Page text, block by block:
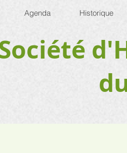
Agenda Historique